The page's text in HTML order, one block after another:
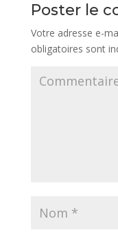
Poster le
Votre adresse e-
obligatoires sont